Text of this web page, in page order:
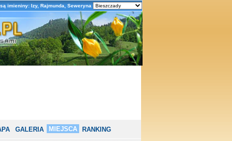
imieniny: Izy, Rajmunda, Seweryna
GALERIA MIEJSCA RANKING